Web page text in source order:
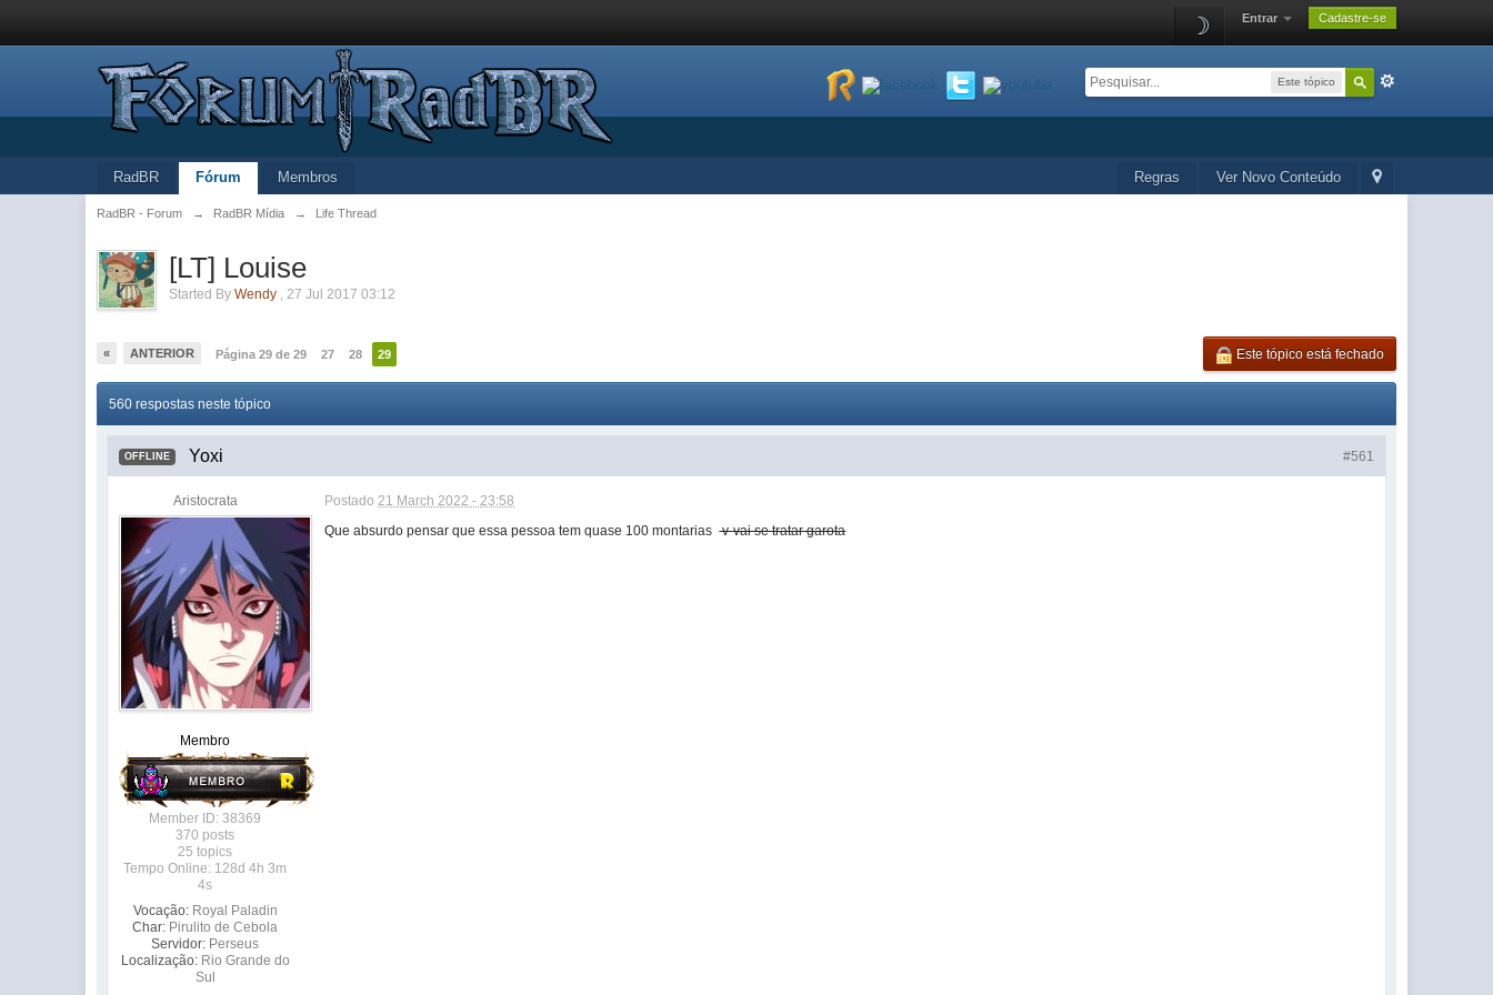
☽ Entrar Cadastre-se
Este tópico
Ver Novo Conteúdo
Regras
RadBR Fórum Membros
RadBR - Forum → RadBR Mídia → Life Thread
[LT] Louise
Started ByWendy ,27 Jul 2017 03:12
« ANTERIOR Página 29 de 29 27 28 29 Este tópico está fechado
560 respostas neste tópico
#561
OFFLINE Yoxi
Aristocrata
Membro
Member ID: 38369
370 posts
25 topics
Tempo Online: 128d 4h 3m
4s
Vocação: Royal Paladin
Char: Pirulito de Cebola
Servidor: Perseus
Localização: Rio Grande do
Sul
Postado21 March 2022 - 23:58
Que absurdo pensar que essa pessoa tem quase 100 montariasv-vai se tratar garota